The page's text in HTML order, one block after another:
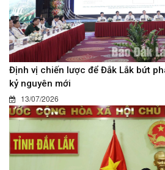
Định vị chiến lược để Đắk Lắk bứt
kỷ nguyên mới
13/07/2026